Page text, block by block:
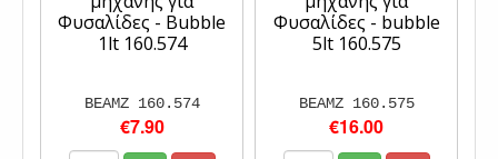
Φυσαλίδες - Bubble
1lt 160.574
BEAMZ 160.574
€7.90
Φυσαλίδες - bubble
5lt 160.575
BEAMZ 160.575
€16.00